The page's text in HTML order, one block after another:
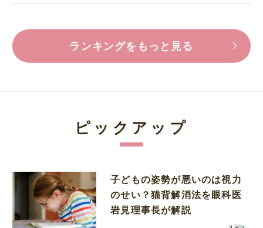
ランキングをもっと見る
ピックアップ
子どもの姿勢が悪いのは視力
のせい？猫背解消法を眼科医
岩見理事長が解説